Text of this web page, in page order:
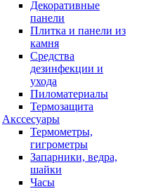
Декоративные
панели
Плитка и панели из
камня
Средства
дезинфекции и
ухода
Пиломатериалы
Термозащита
Аксcесуары
Термометры,
гигрометры
Запарники, ведра,
шайки
Часы